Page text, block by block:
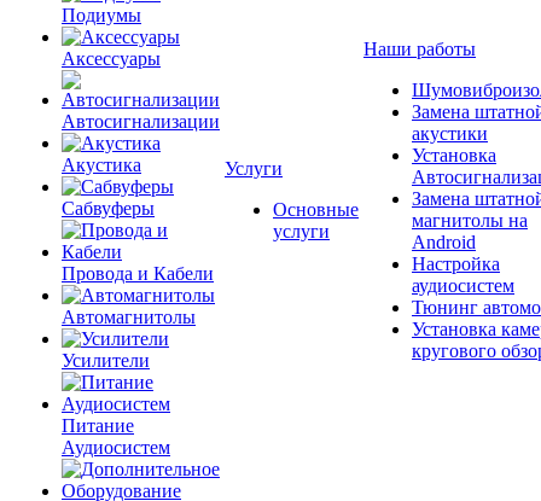
Подиумы
Аксессуары
Автосигнализации
Акустика
Сабвуферы
Провода и Кабели
Автомагнитолы
Усилители
Питание
Аудиосистем
Услуги
Основные
услуги
Наши работы
Замена
акустики
Установка
Замена
магнитолы на
Android
Настройка
аудиосистем
Тюнинг
Установка
кругового